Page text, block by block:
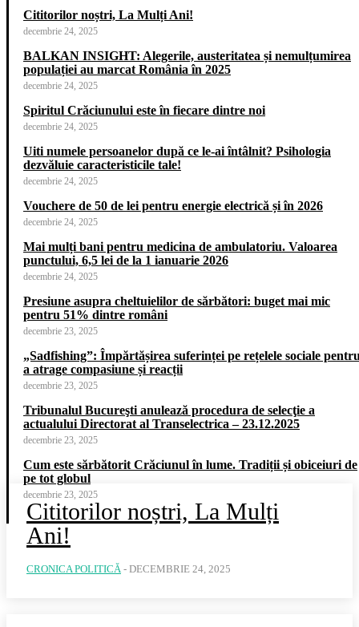
Cititorilor noștri, La Mulți Ani!
decembrie 24, 2025
BALKAN INSIGHT: Alegerile, austeritatea și nemulțumirea
populației au marcat România în 2025
decembrie 24, 2025
Spiritul Crăciunului este în fiecare dintre noi
decembrie 24, 2025
Uiti numele persoanelor după ce le-ai întâlnit? Psihologia
dezvăluie caracteristicile tale!
decembrie 24, 2025
Vouchere de 50 de lei pentru energie electrică și în 2026
decembrie 24, 2025
Mai mulți bani pentru medicina de ambulatoriu. Valoarea
punctului, 6,5 lei de la 1 ianuarie 2026
decembrie 24, 2025
Presiune asupra cheltuielilor de sărbători: buget mai mic
pentru 51% dintre români
decembrie 23, 2025
„Sadfishing”: Împărtășirea suferinței pe rețelele sociale
a atrage compasiune și reacții
decembrie 23, 2025
Tribunalul Bucureşti anulează procedura de selecţie a
actualului Directorat al Transelectrica – 23.12.2025
decembrie 23, 2025
Cum este sărbătorit Crăciunul în lume. Tradiții și obiceiuri de
pe tot globul
decembrie 23, 2025
Cititorilor noștri, La Mulți
Ani!
CRONICA POLITICĂ - DECEMBRIE 24, 2025